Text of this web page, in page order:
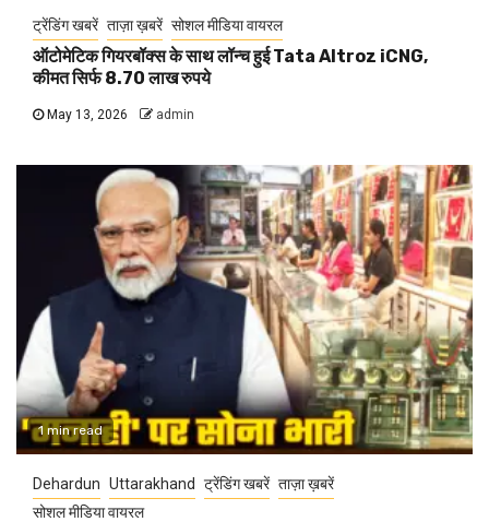
ट्रेंडिंग खबरें ताज़ा ख़बरें सोशल मीडिया वायरल
ऑटोमेटिक गियरबॉक्स के साथ लॉन्च हुई Tata Altroz iCNG,
कीमत सिर्फ 8.70 लाख रुपये
May 13, 2026 admin
1 min read
Dehardun Uttarakhand ट्रेंडिंग खबरें ताज़ा ख़बरें
सोशल मीडिया वायरल